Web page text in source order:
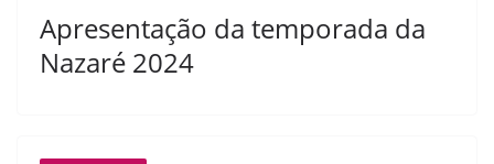
Apresentação da temporada da
Nazaré 2024